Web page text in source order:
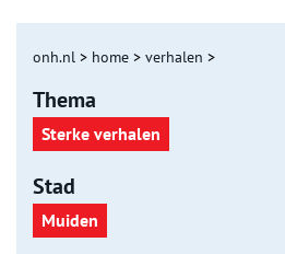
onh.nl > home > verhalen >
Thema
Sterke verhalen
Stad
Muiden